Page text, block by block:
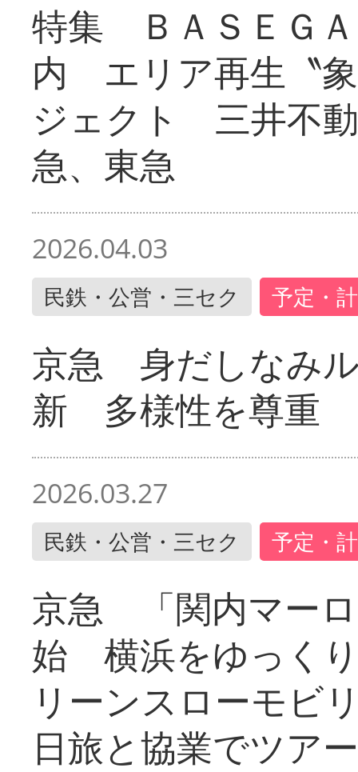
特集 ＢＡＳＥＧ
内 エリア再生〝
ジェクト 三井不
急、東急
2026.04.03
民鉄・公営・三セク 予定・
京急 身だしなみ
新 多様性を尊重
2026.03.27
民鉄・公営・三セク 予定・
京急 「関内マー
始 横浜をゆっく
リーンスローモ
日旅と協業でツアー